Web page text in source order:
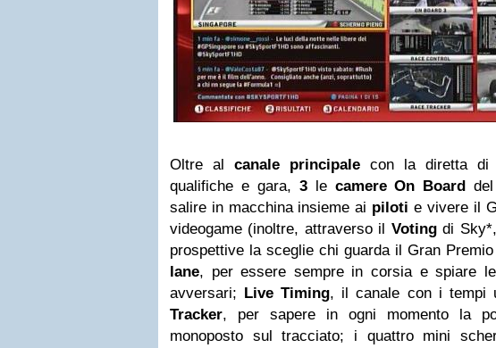
Oltre al canale principale con la diretta di
qualifiche e gara, 3 lecamere On Board
salire in macchina insieme ai piloti e vivere il
videogame (inoltre, attraverso il Votingdi
prospettive la sceglie chi guarda il Gran
lane, per essere sempre in corsia e spiare
avversari; Live Timing, il canale con i tempi
Tracker, per sapere in ogni momento la
monoposto sul tracciato; i quattro mini